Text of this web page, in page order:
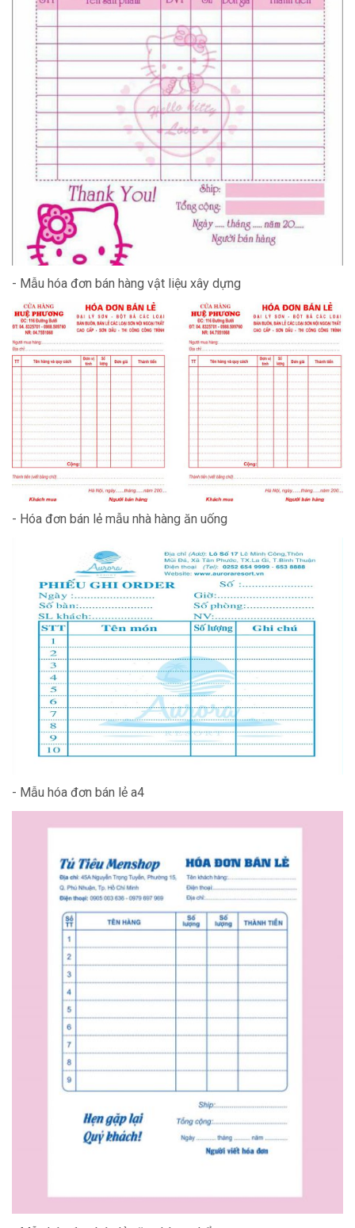
- Mẫu hóa đơn bán hàng vật liệu xây dựng
- Hóa đơn bán lẻ mẫu nhà hàng ăn uống
- Mẫu hóa đơn bán lẻ a4